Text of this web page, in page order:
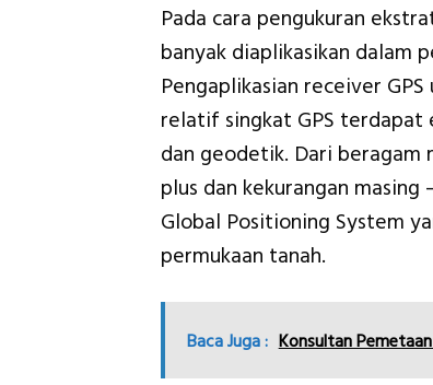
Pada cara pengukuran
banyak diaplikasikan dalam
Pengaplikasian receiver
relatif singkat GPS terdapat
dan geodetik. Dari beragam
plus dan kekurangan
Global Positioning System
permukaan tanah.
Baca Juga : Konsultan